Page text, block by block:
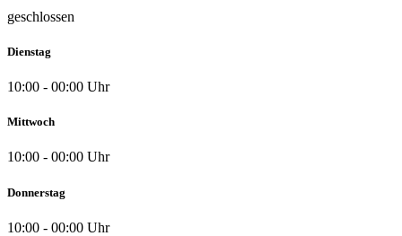
geschlossen
Dienstag
10:00 - 00:00 Uhr
Mittwoch
10:00 - 00:00 Uhr
Donnerstag
10:00 - 00:00 Uhr